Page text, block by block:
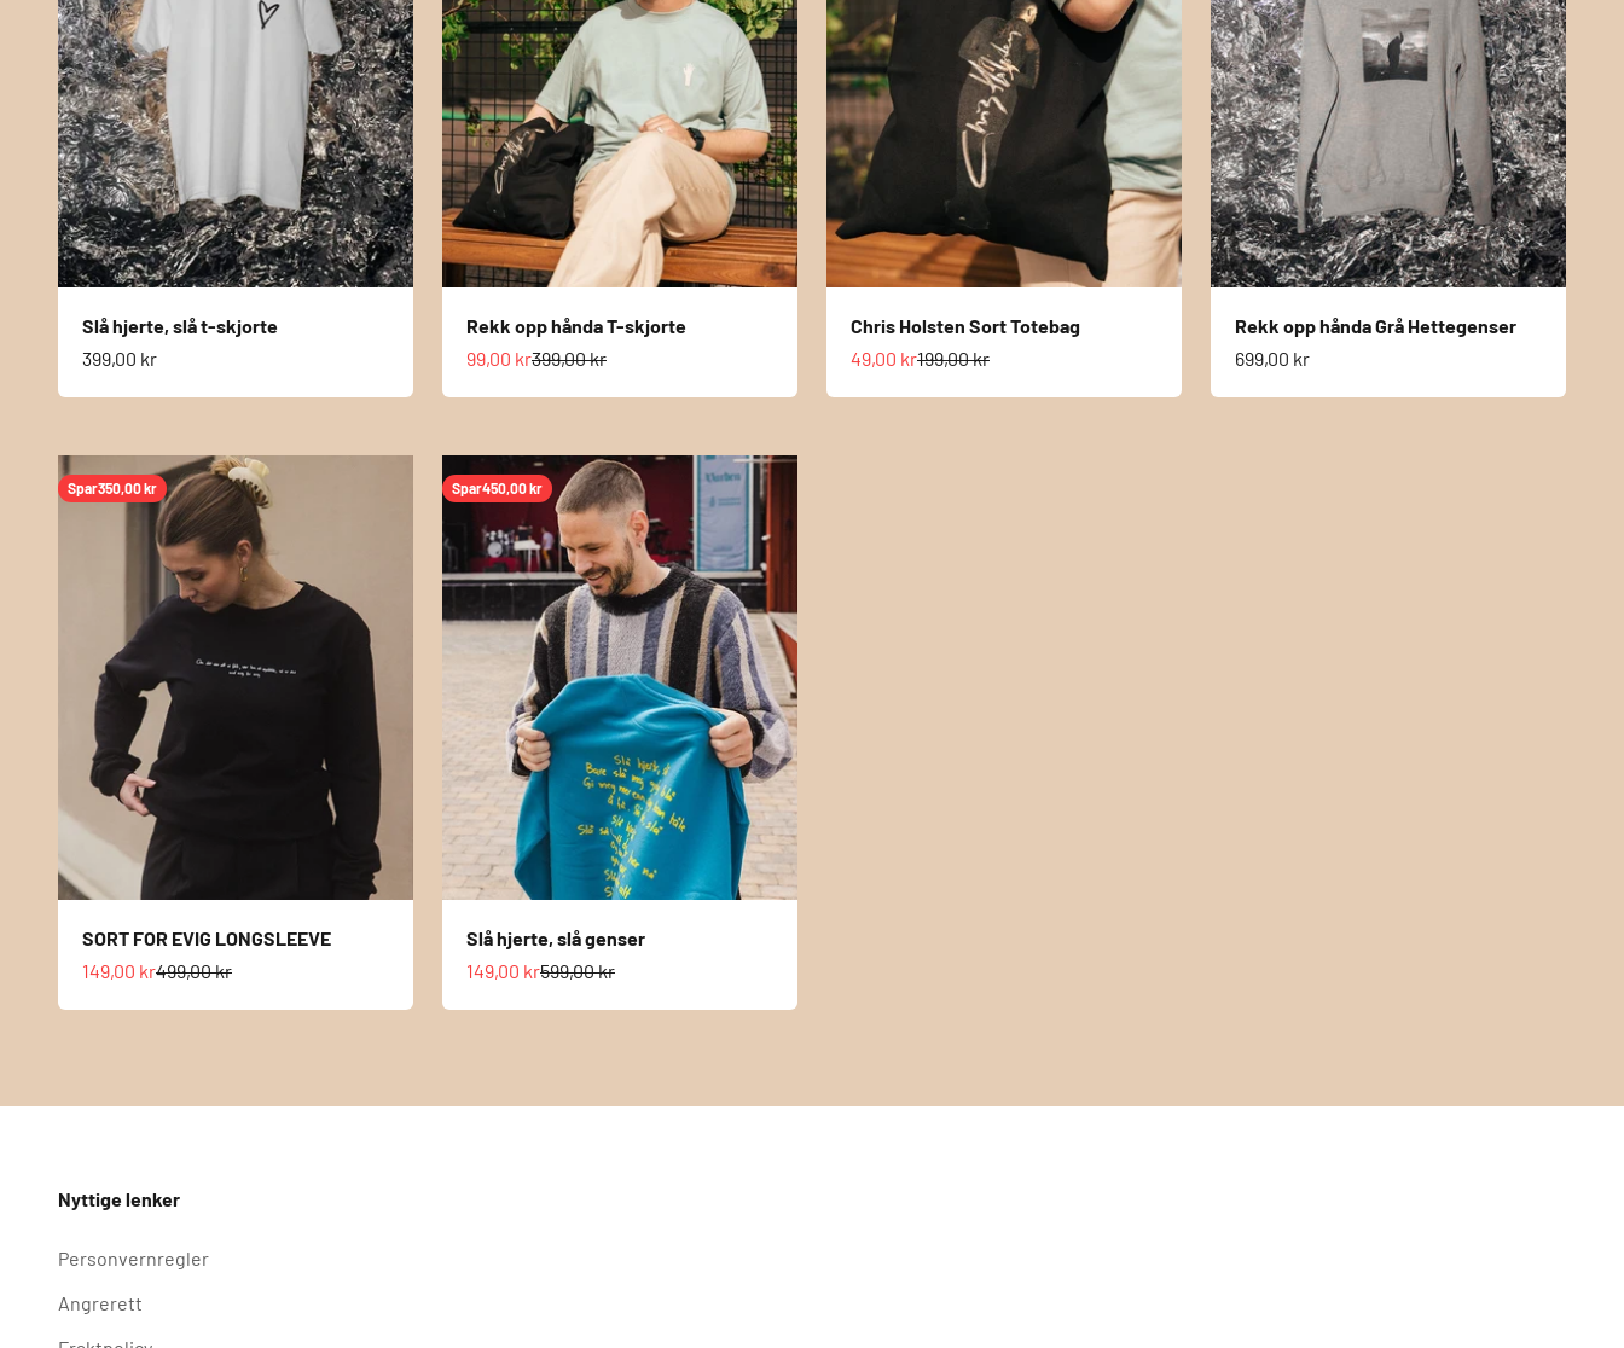
Slå hjerte, slå t-skjorte
Salgspris
399,00 kr
Rekk opp hånda T-skjorte
Salgspris
99,00 krNormalpris
399,00 kr
Chris Holsten Sort Totebag
Salgspris
49,00 krNormalpris
199,00 kr
Rekk opp hånda Grå Hettegenser
Salgspris
699,00 kr
Spar350,00 kr
SORT FOR EVIG LONGSLEEVE
Salgspris
149,00 krNormalpris
499,00 kr
Spar450,00 kr
Slå hjerte, slå genser
Salgspris
149,00 krNormalpris
599,00 kr
Nyttige lenker
Personvernregler
Angrerett